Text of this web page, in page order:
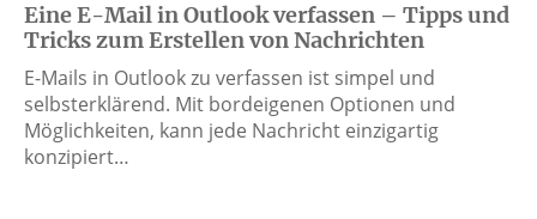
Eine E-Mail in Outlook verfassen – Tipps und
Tricks zum Erstellen von Nachrichten
E-Mails in Outlook zu verfassen ist simpel und
selbsterklärend. Mit bordeigenen Optionen und
Möglichkeiten, kann jede Nachricht einzigartig
konzipiert…